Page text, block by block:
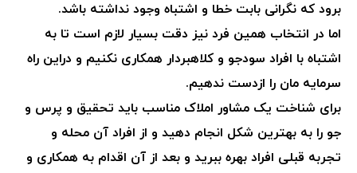
برود که نگرانی بابت خطا و اشتباه وجود نداشته باشد.
اما در انتخاب همین فرد نیز دقت بسیار لازم است تا به
اشتباه با افراد سودجو و کلاهبردار همکاری نکنیم و دراین راه
سرمایه مان را ازدست ندهیم.
برای شناخت یک مشاور املاک مناسب باید تحقیق و پرس و
جو را به بهترین شکل انجام دهید و از افراد آن محله و
تجربه قبلی افراد بهره ببرید و بعد از آن اقدام به همکاری و